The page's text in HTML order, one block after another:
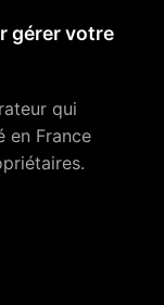
gérer votre
qui
en France